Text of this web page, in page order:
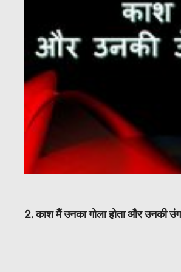
2. काश मैं उनका गोला होता और उनकी